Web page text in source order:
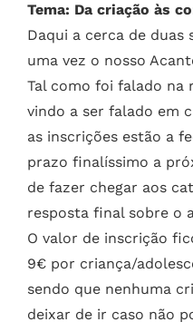
Tema: Da criação às
Daqui a cerca de duas
uma vez o nosso
Tal como foi falado na
vindo a ser falado em
as inscrições estão a
prazo finalíssimo a
de fazer chegar aos
resposta final sobre o
O valor de inscrição
9€ por criança/
sendo que nenhuma
deixar de ir caso não